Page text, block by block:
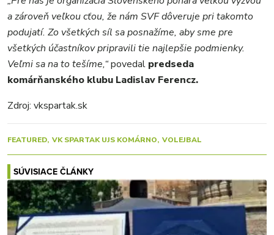
a zároveň veľkou cťou, že nám SVF dôveruje pri takomto
podujatí. Zo všetkých síl sa posnažíme, aby sme pre
všetkých účastníkov pripravili tie najlepšie podmienky.
Veľmi sa na to tešíme,“povedal predseda
komárňanského klubu Ladislav Ferencz.
Zdroj: vkspartak.sk
FEATURED VK SPARTAK UJS KOMÁRNO VOLEJBAL
SÚVISIACE ČLÁNKY